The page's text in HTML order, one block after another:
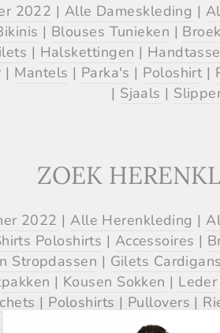
2022 | Alle Dameskleding |
| Blouses Tunieken |
| Halskettingen |
| Mantels | Parka's | Poloshirt|
| Sjaals |
ZOEK
2022 |Alle Herenkleding |
Poloshirts | Accessoires |
Stropdassen | Gilets Cardigans
| Kousen Sokken | Leder
| Poloshirts | Pullovers |
|Vesten